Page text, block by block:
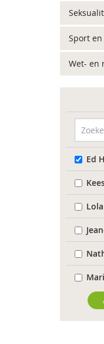
Sport
Wet- en
Ed